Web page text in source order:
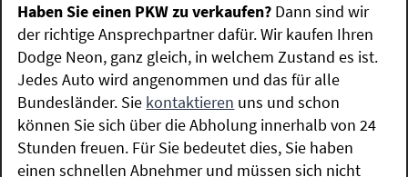
Haben Sie einen PKW zu verkaufen? Dann sind wir
der richtige Ansprechpartner dafür. Wir kaufen Ihren
Dodge Neon, ganz gleich, in welchem Zustand es ist.
Jedes Auto wird angenommen und das für alle
Bundesländer. Sie kontaktieren uns und schon
können Sie sich über die Abholung innerhalb von 24
Stunden freuen. Für Sie bedeutet dies, Sie haben
einen schnellen Abnehmer und müssen sich nicht